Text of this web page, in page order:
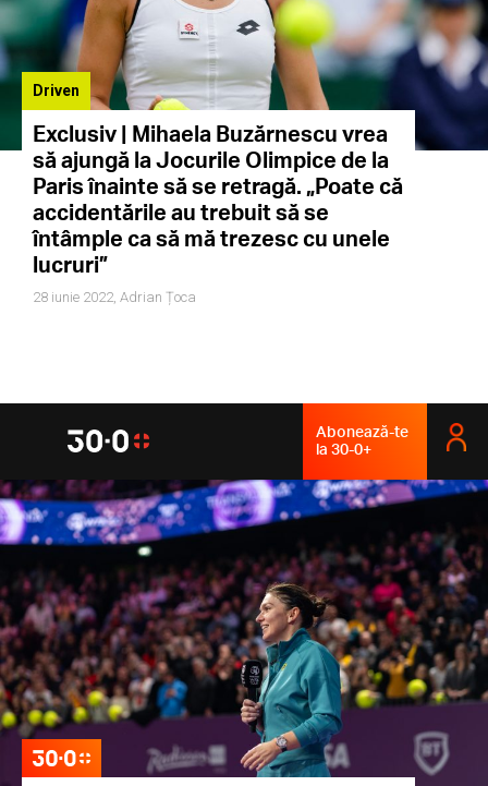
Driven
Exclusiv | Mihaela Buzărnescu vrea
să ajungă la Jocurile Olimpice de la
Paris înainte să se retragă. „Poate că
accidentările au trebuit să se
întâmple ca să mă trezesc cu unele
lucruri”
28 iunie 2022, Adrian Țoca
Abonează-te
la 30-0+